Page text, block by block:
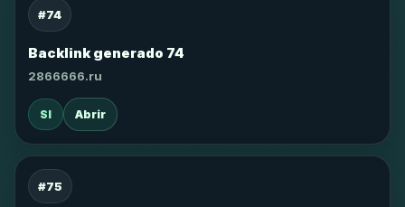
#74
Backlink generado 74
2866666.ru
SI Abrir
#75